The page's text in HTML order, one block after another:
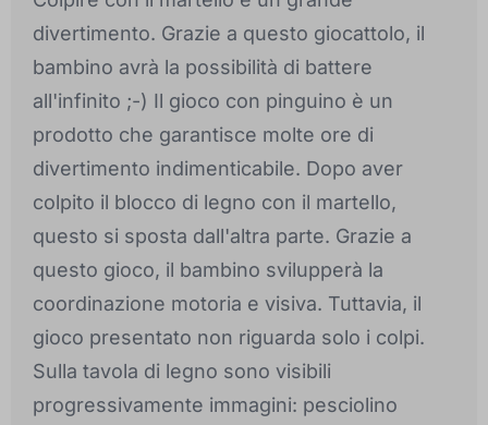
divertimento. Grazie a questo giocattolo, il
bambino avrà la possibilità di battere
all'infinito ;-) Il gioco con pinguino è un
prodotto che garantisce molte ore di
divertimento indimenticabile. Dopo aver
colpito il blocco di legno con il martello,
questo si sposta dall'altra parte. Grazie a
questo gioco, il bambino svilupperà la
coordinazione motoria e visiva. Tuttavia, il
gioco presentato non riguarda solo i colpi.
Sulla tavola di legno sono visibili
progressivamente immagini: pesciolino